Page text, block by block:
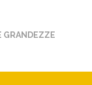
GRANDEZZE